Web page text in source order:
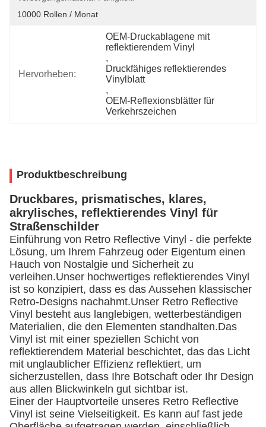
10000 Rollen / Monat
Hervorheben:
OEM-Druckablagene mit
reflektierendem Vinyl
,
Druckfähiges reflektierendes
Vinylblatt
,
OEM-Reflexionsblätter für
Verkehrszeichen
Produktbeschreibung
Druckbares, prismatisches, klares,
akrylisches, reflektierendes Vinyl für
Straßenschilder
Einführung von Retro Reflective Vinyl - die perfekte
Lösung, um Ihrem Fahrzeug oder Eigentum einen
Hauch von Nostalgie und Sicherheit zu
verleihen.Unser hochwertiges reflektierendes Vinyl
ist so konzipiert, dass es das Aussehen klassischer
Retro-Designs nachahmt.Unser Retro Reflective
Vinyl besteht aus langlebigen, wetterbeständigen
Materialien, die den Elementen standhalten.Das
Vinyl ist mit einer speziellen Schicht von
reflektierendem Material beschichtet, das das Licht
mit unglaublicher Effizienz reflektiert, um
sicherzustellen, dass Ihre Botschaft oder Ihr Design
aus allen Blickwinkeln gut sichtbar ist.
Einer der Hauptvorteile unseres Retro Reflective
Vinyl ist seine Vielseitigkeit. Es kann auf fast jede